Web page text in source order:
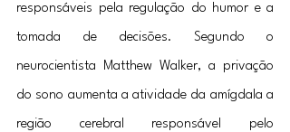
responsáveis pela regulação do humor e a
tomada de decisões. Segundo o
neurocientista Matthew Walker, a privação
do sono aumenta a atividade da amígdala a
região cerebral responsável pelo